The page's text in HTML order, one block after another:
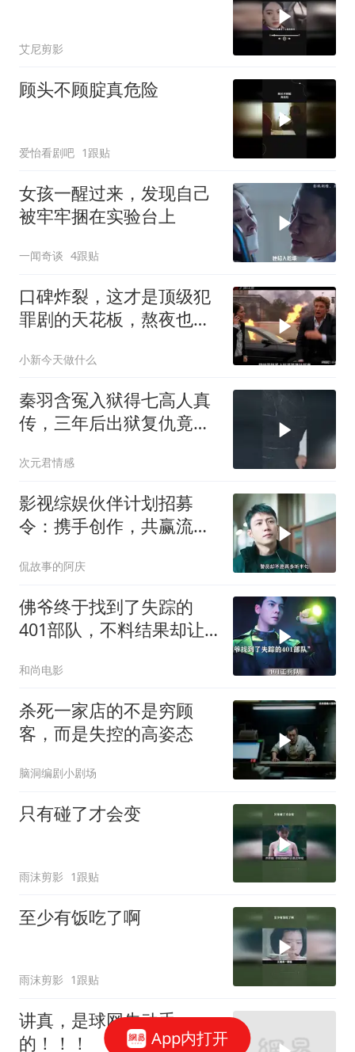
艾尼剪影
顾头不顾腚真危险
爱怡看剧吧 1跟贴
女孩一醒过来，发现自己
被牢牢捆在实验台上
一闻奇谈 4跟贴
口碑炸裂，这才是顶级犯
罪剧的天花板，熬夜也要
小新今天做什么
秦羽含冤入狱得七高人真
传，三年后出狱复仇竟揭
次元君情感
影视综娱伙伴计划招募
令：携手创作，共赢流量
侃故事的阿庆
佛爷终于找到了失踪的
401部队，不料结果却让
和尚电影
杀死一家店的不是穷顾
客，而是失控的高姿态
脑洞编剧小剧场
只有碰了才会变
雨沫剪影 1跟贴
至少有饭吃了啊
雨沫剪影 1跟贴
讲真，是球网先动手
的！！！
App内打开